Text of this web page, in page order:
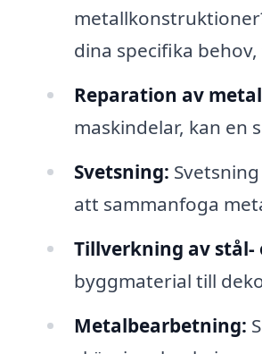
dina specifika
Reparation av
maskindelar, kan en
Svetsning:
att sammanfoga
Tillverkning av
byggmaterial till
Metalbearbetning: